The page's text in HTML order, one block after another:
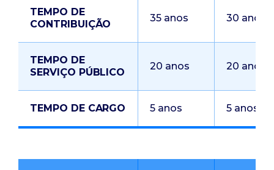
TEMPO DE
CONTRIBUIÇÃO
35 anos 30 anos
TEMPO DE
SERVIÇO PÚBLICO
20 anos 20 anos
TEMPO DE CARGO 5 anos 5 anos